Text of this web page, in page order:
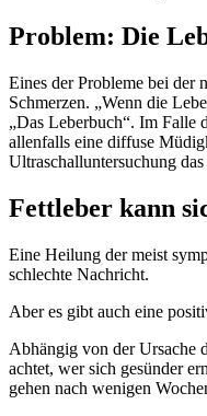
Problem: Die
Eines der Probleme bei der
Schmerzen. „Wenn die
„Das Leberbuch“. Im Falle
allenfalls eine diffuse
Ultraschalluntersuchung
Fettleber kann
Eine Heilung der meist
schlechte Nachricht.
Aber es gibt auch eine
Abhängig von der Ursache
achtet, wer sich gesünder
gehen nach wenigen